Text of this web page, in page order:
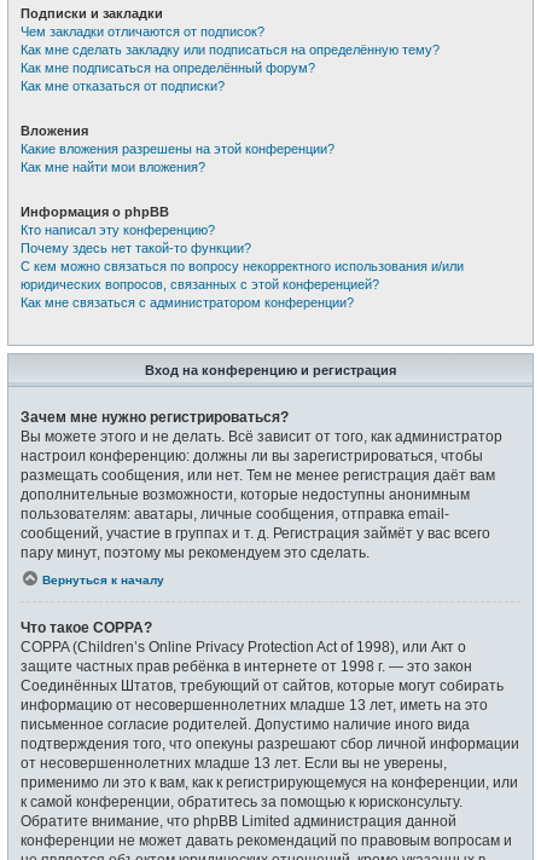
Подписки и закладки
Чем закладки отличаются от подписок?
Как мне сделать закладку или подписаться на определённую тему?
Как мне подписаться на определённый форум?
Как мне отказаться от подписки?
Вложения
Какие вложения разрешены на этой конференции?
Как мне найти мои вложения?
Информация о phpBB
Кто написал эту конференцию?
Почему здесь нет такой-то функции?
С кем можно связаться по вопросу некорректного использования и/или
юридических вопросов, связанных с этой конференцией?
Как мне связаться с администратором конференции?
Вход на конференцию и регистрация
Зачем мне нужно регистрироваться?
Вы можете этого и не делать. Всё зависит от того, как администратор
настроил конференцию: должны ли вы зарегистрироваться, чтобы
размещать сообщения, или нет. Тем не менее регистрация даёт вам
дополнительные возможности, которые недоступны анонимным
пользователям: аватары, личные сообщения, отправка email-
сообщений, участие в группах и т. д. Регистрация займёт у вас всего
пару минут, поэтому мы рекомендуем это сделать.
Вернуться к началу
Что такое COPPA?
COPPA (Children’s Online Privacy Protection Act of 1998), или Акт о
защите частных прав ребёнка в интернете от 1998 г. — это закон
Соединённых Штатов, требующий от сайтов, которые могут собирать
информацию от несовершеннолетних младше 13 лет, иметь на это
письменное согласие родителей. Допустимо наличие иного вида
подтверждения того, что опекуны разрешают сбор личной информации
от несовершеннолетних младше 13 лет. Если вы не уверены,
применимо ли это к вам, как к регистрирующемуся на конференции, или
к самой конференции, обратитесь за помощью к юрисконсульту.
Обратите внимание, что phpBB Limited администрация данной
конференции не может давать рекомендаций по правовым вопросам и